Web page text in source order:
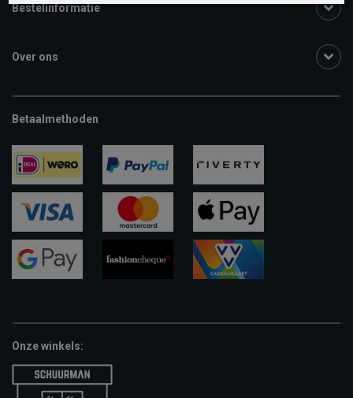
Bestelinformatie
Over ons
Betaalmethoden
ideal paypal riverty
visa
apple-
pay
Onze winkels: